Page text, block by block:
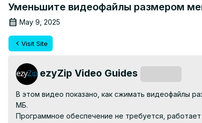
Уменьшите видеофайлы размером
May 9, 2025
Visit Site
ezyZip Video Guides
В этом видео показано, как сжимать видеофайлы
МБ.
Программное обеспечение не требуется,